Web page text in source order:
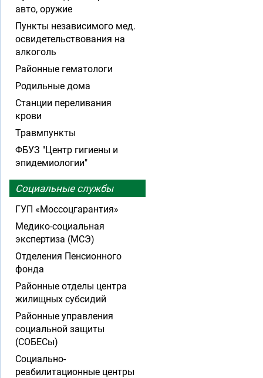
авто, оружие
Пункты независимого мед.
освидетельствования на
алкоголь
Районные гематологи
Родильные дома
Станции переливания
крови
Травмпункты
ФБУЗ "Центр гигиены и
эпидемиологии"
Социальные службы
ГУП «Моссоцгарантия»
Медико-социальная
экспертиза (МСЭ)
Отделения Пенсионного
фонда
Районные отделы центра
жилищных субсидий
Районные управления
социальной защиты
(СОБЕСы)
Социально-
реабилитационные центры